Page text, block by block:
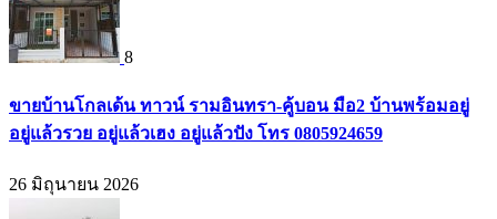
8
ขายบ้านโกลเด้น ทาวน์ รามอินทรา-คู้บอน มือ2 บ้านพร้อมอยู่
อยู่แล้วรวย อยู่แล้วเฮง อยู่แล้วปัง โทร 0805924659
26 มิถุนายน 2026